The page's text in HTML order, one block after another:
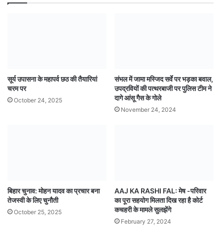
सूर्य उपासना के महापर्व छठ की तैयारियां
चरम पर
October 24, 2025
संभल में जामा मस्जिद सर्वे पर भड़का बवाल,
उपद्रवियों की पत्थरबाजी पर पुलिस टीम ने
दागे आंसू गैस के गोले
November 24, 2024
बिहार चुनाव: मोहन यादव का प्रचार बना
तेजस्वी के लिए चुनौती
October 25, 2025
AAJ KA RASHI FAL: मेष -परिवार
का पूरा सहयोग मिलता दिख रहा है कोर्ट
कचहरी के मामले सुलझेंगे
February 27, 2024